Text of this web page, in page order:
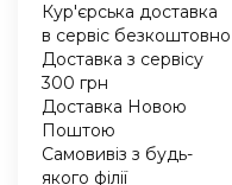
Кур'єрська доставка
в сервіс безкоштовно
Доставка з сервісу
300 грн
Доставка Новою
Поштою
Самовивіз з будь-
якого філії